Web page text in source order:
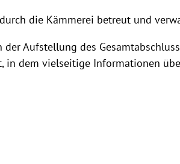
die Kämmerei betreut und
Aufstellung des
in dem vielseitige Informationen